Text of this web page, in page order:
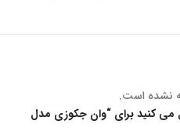
نشده است.
می کنید برای “وان جکوزی مدل